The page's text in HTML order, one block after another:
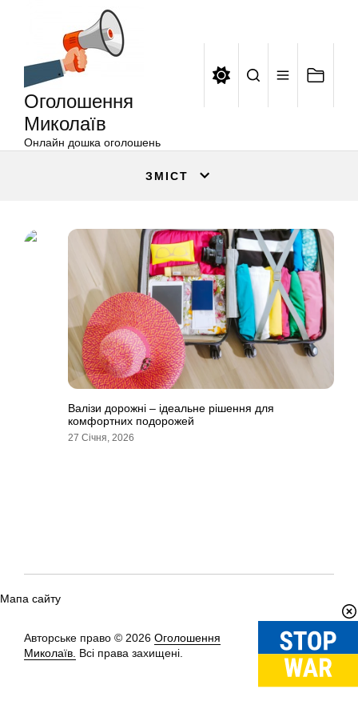
Оголошення
Миколаїв
Онлайн дошка оголошень
ЗМІСТ
Валізи дорожні – ідеальне рішення для
комфортних подорожей
27 Січня, 2026
Мапа сайту
Авторське право © 2026 Оголошення
Миколаїв. Всі права захищені.
Вгору↑